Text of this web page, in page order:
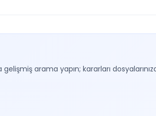
arama yapın; kararları